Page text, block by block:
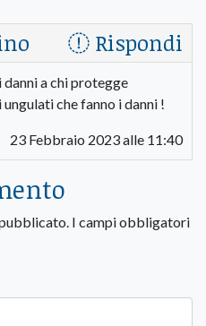
Rispondi
a chi protegge
che fanno i danni !
23 Febbraio 2023 alle 11:40
I campi obbligatori